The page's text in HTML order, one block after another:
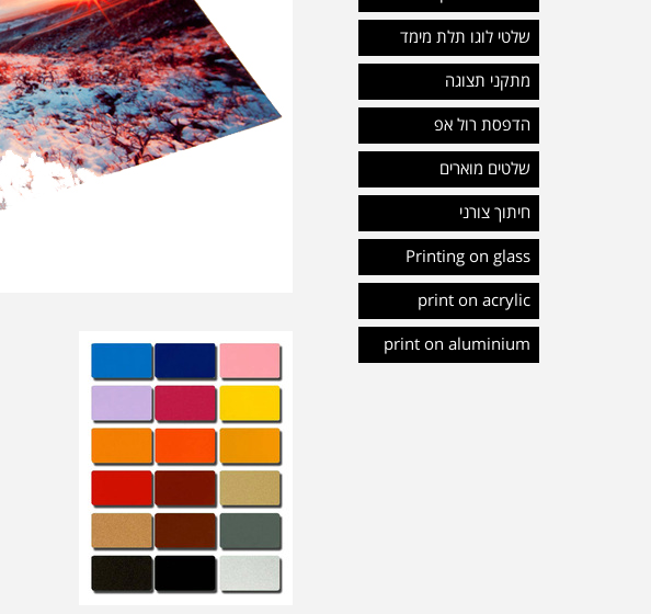
שלטי לוגו תלת מימד
מתקני תצוגה
הדפסת רול אפ
שלטים מוארים
חיתוך צורני
Printing on glass
print on acrylic
print on aluminium